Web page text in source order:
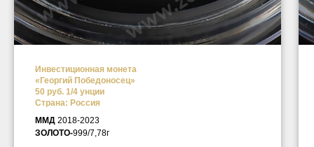
Инвестиционная монета
«Георгий Победоносец»
50 руб. 1/4 унции
Страна: Россия
ММД 2018-2023
ЗОЛОТО-999/7,78г